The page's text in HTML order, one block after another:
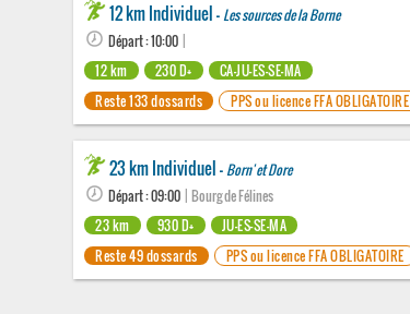
12 km Individuel - Les sources de la Borne
Départ : 10:00
12 km
230 D+
CA-JU-ES-SE-MA
Reste 133 dossards
PPS ou licence FFA OBLIGATOIRE
23 km Individuel - Born' et Dore
Départ : 09:00 | Bourg de Félines
23 km
930 D+
JU-ES-SE-MA
Reste 49 dossards
PPS ou licence FFA OBLIGATOIRE